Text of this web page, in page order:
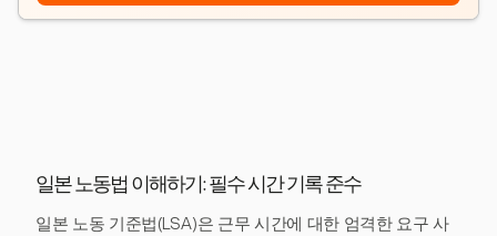
일본 노동법 이해하기: 필수 시간 기록 준수
일본 노동 기준법(LSA)은 근무 시간에 대한 엄격한 요구 사